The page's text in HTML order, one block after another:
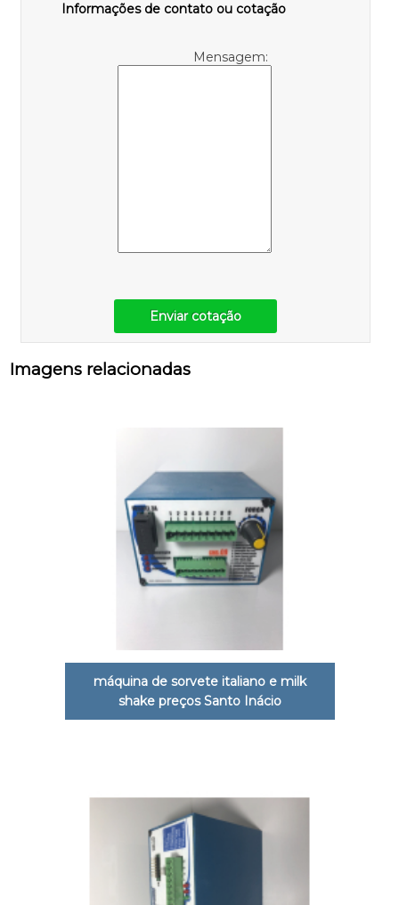
Informações de contato ou cotação
Mensagem:
Enviar cotação
Imagens relacionadas
máquina de sorvete italiano e milk
shake preços Santo Inácio